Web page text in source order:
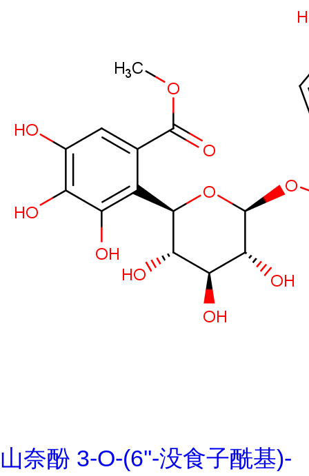
山奈酚 3-O-(6''-没食子酰基)-